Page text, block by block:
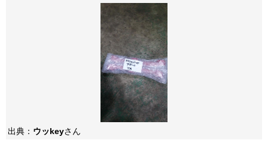
出典： ウッkeyさん